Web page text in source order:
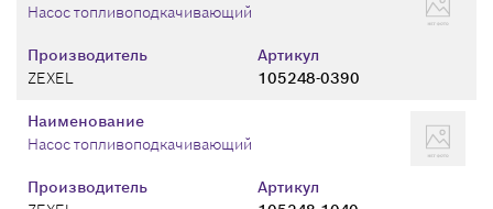
Производитель
ZEXEL
Артикул
105248-0390
Насос топливоподкачивающий
Производитель
Артикул
Наименование
Насос топливоподкачивающий